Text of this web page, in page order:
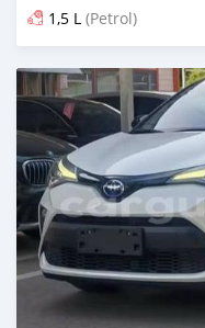
1,5 L (Petrol)
Publié il y a 17 jours